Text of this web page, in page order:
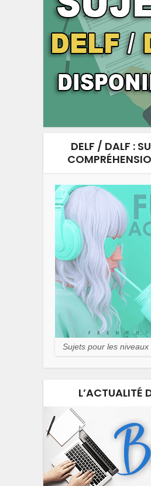
DELF / DALF :
Sujets pour les niveaux
L’ACTUALITÉ